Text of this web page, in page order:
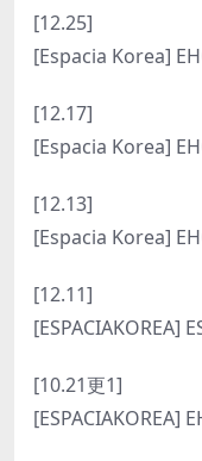
[12.25]
[Espacia Korea]
[12.17]
[Espacia Korea]
[12.13]
[Espacia Korea]
[12.11]
[ESPACIAKOREA]
[10.21更1]
[ESPACIAKOREA]